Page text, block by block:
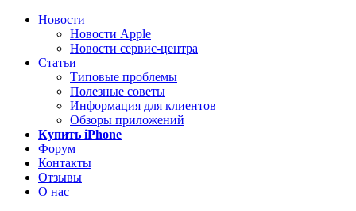
Новости
Новости Apple
Новости сервис-центра
Статьи
Типовые проблемы
Полезные советы
Информация для клиентов
Обзоры приложений
Купить iPhone
Форум
Контакты
Отзывы
О нас